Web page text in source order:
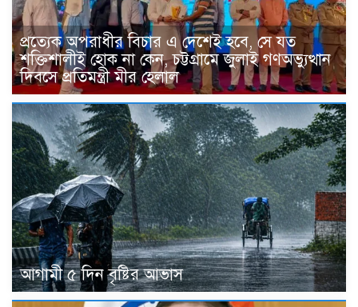
প্রত্যেক অপরাধীর বিচার এ দেশেই হবে, সে যত
শক্তিশালীই হোক না কেন, চট্টগ্রামে জুলাই গণঅভ্যুত্থান
দিবসে প্রতিমন্ত্রী মীর হেলাল
আগামী ৫ দিন বৃষ্টির আভাস